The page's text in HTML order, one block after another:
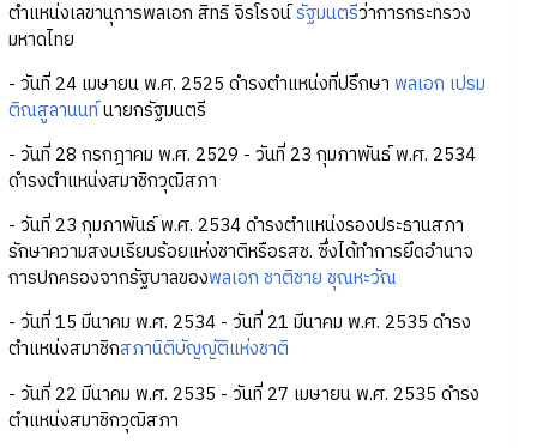
ตำแหน่งเลขานุการพลเอก สิทธิ จิรโรจน์รัฐมนตรีว่าการกระทรวง
มหาดไทย
- วันที่ 24 เมษายน พ.ศ. 2525 ดำรงตำแหน่งที่ปรึกษา พลเอก เปรม
ติณสูลานนท์นายกรัฐมนตรี
- วันที่ 28 กรกฎาคม พ.ศ. 2529 - วันที่ 23 กุมภาพันธ์ พ.ศ. 2534
ดำรงตำแหน่งสมาชิกวุฒิสภา
- วันที่ 23 กุมภาพันธ์ พ.ศ. 2534 ดำรงตำแหน่งรองประธานสภา
รักษาความสงบเรียบร้อยแห่งชาติหรือรสช. ซึ่งได้ทำการยึดอำนาจ
การปกครองจากรัฐบาลของพลเอก ชาติชาย ชุณหะวัณ
- วันที่ 15 มีนาคม พ.ศ. 2534 - วันที่ 21 มีนาคม พ.ศ. 2535 ดำรง
ตำแหน่งสมาชิกสภานิติบัญญัติแห่งชาติ
- วันที่ 22 มีนาคม พ.ศ. 2535 - วันที่ 27 เมษายน พ.ศ. 2535 ดำรง
ตำแหน่งสมาชิกวุฒิสภา